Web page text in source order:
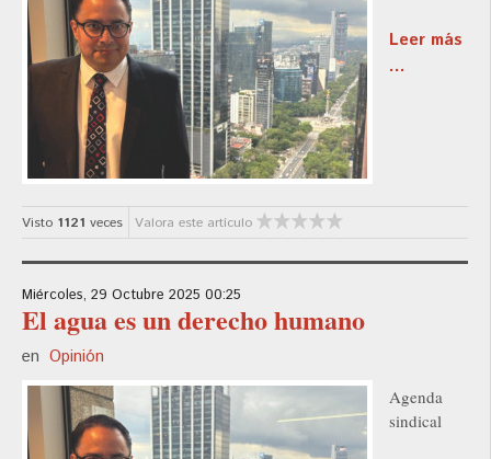
Leer más
...
Visto 1121 veces Valora este artículo
Miércoles, 29 Octubre 2025 00:25
El agua es un derecho humano
en Opinión
Agenda
sindical